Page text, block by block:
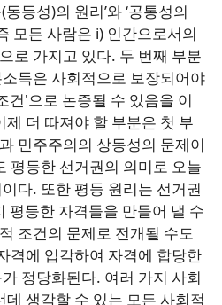
등성)의 원리’와 ‘공통성의
모든 사람은 i) 인간으로서의
로 가지고 있다. 두 번째 부분
득은 사회적으로 보장되어야
건'으로 논증될 수 있음을 이
더 따져야 할 부분은 첫 부
민주주의의 상동성의 문제이
평등한 선거권의 의미로 오늘
다. 또한 평등 원리는 선거권
평등한 자격들을 만들어 낼 수
조건의 문제로 전개될 수도
격에 입각하여 자격에 합당한
정당화된다. 여러 가지 사회
생각할 수 있는 모든 사회적